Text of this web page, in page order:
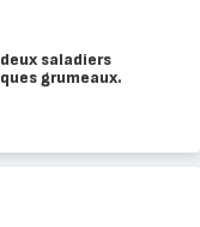
saladiers
grumeaux.